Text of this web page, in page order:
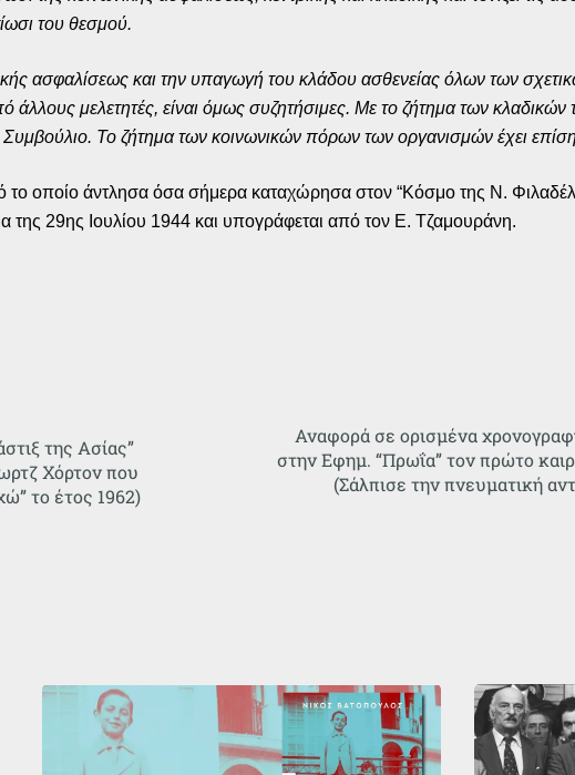
του θεσμού.
ασφαλίσεως και την υπαγωγή του κλάδου ασθενείας όλων των
μελετητές, είναι όμως συζητήσιμες. Με το ζήτημα των κλαδικών
Το ζήτημα των κοινωνικών πόρων των οργανισμών έχει
οποίο άντλησα όσα σήμερα καταχώρησα στον “Κόσμο της Ν.
της 29ης Ιουλίου 1944 και υπογράφεται από τον Ε. Τζαμουράνη.
της Ασίας”
Χόρτον που
το έτος 1962)
Αναφορά σε ορισμένα
στην Εφημ. “Πρωΐα” τον πρώτο
(Σάλπισε την πνευματική